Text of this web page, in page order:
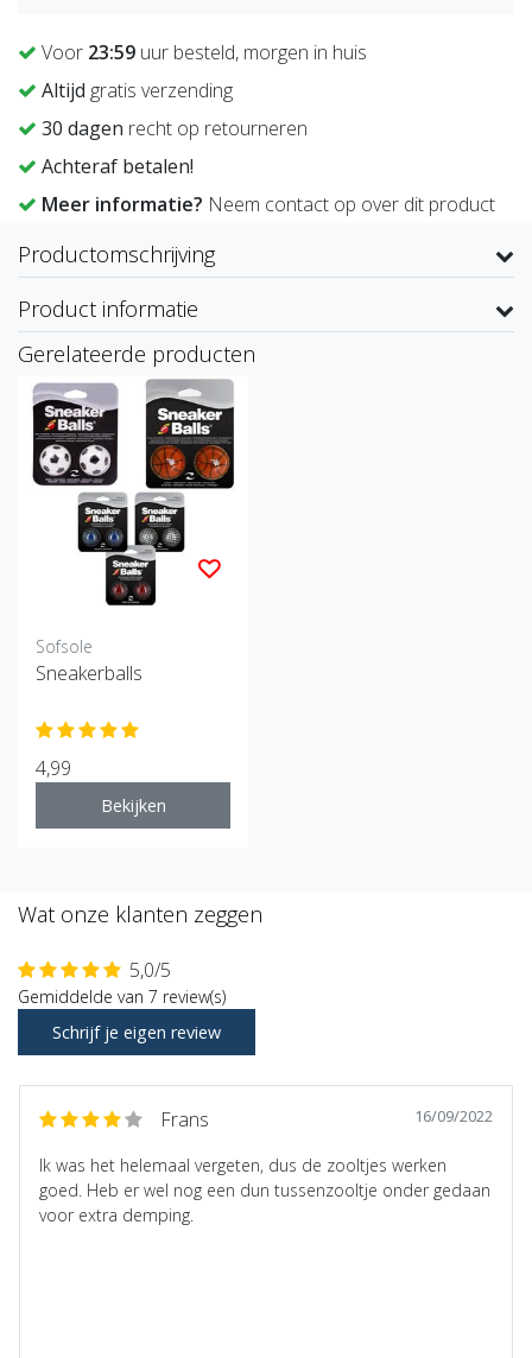
Voor 23:59 uur besteld, morgen in huis
Altijd gratis verzending
30 dagen recht op retourneren
Achteraf betalen!
Meer informatie? Neem contact op over dit product
Productomschrijving
Product informatie
Gerelateerde producten
Sofsole
Sneakerballs
4,99
Bekijken
Wat onze klanten zeggen
5,0/5
Gemiddelde van 7 review(s)
Schrijf je eigen review
Frans 16/09/2022
Ik was het helemaal vergeten, dus de zooltjes werken
goed. Heb er wel nog een dun tussenzooltje onder gedaan
voor extra demping.